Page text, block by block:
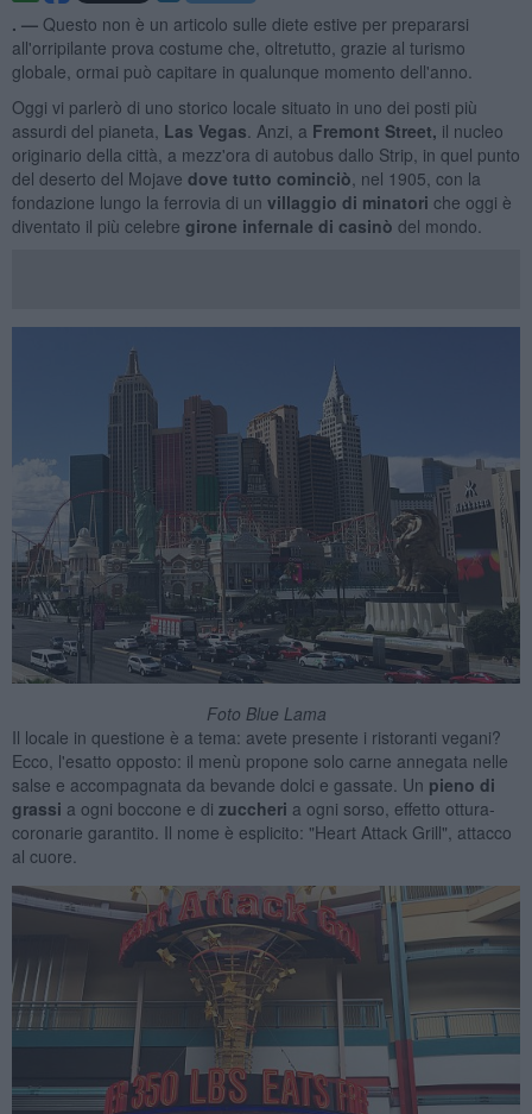
. — Questo non è un articolo sulle diete estive per prepararsi
all'orripilante prova costume che, oltretutto, grazie al turismo
globale, ormai può capitare in qualunque momento dell'anno.
Oggi vi parlerò di uno storico locale situato in uno dei posti più
assurdi del pianeta, Las Vegas . Anzi, a Fremont Street, il nucleo
originario della città, a mezz'ora di autobus dallo Strip, in quel punto
del deserto del Mojave dove tutto cominciò , nel 1905, con la
fondazione lungo la ferrovia di un villaggio di minatori che oggi è
diventato il più celebre girone infernale di casinò del mondo.
Foto Blue Lama
Il locale in questione è a tema: avete presente i ristoranti vegani?
Ecco, l'esatto opposto: il menù propone solo carne annegata nelle
salse e accompagnata da bevande dolci e gassate. Un pieno di
grassi a ogni boccone e di zuccheri a ogni sorso, effetto ottura-
coronarie garantito. Il nome è esplicito: "Heart Attack Grill", attacco
al cuore.